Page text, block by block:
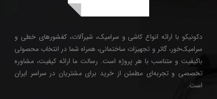
دکونیکو با ارائه انواع کاشی و سرامیک، شیرآلات، کفشورهای خطی و
سرامیک‌خور، گاتر و تجهیزات ساختمانی، همراه شما در انتخاب محصولی
باکیفیت و متناسب با هر پروژه است. رسالت ما ارائه کیفیت، مشاوره
تخصصی و تجربه‌ای مطمئن از خرید برای مشتریان در سراسر ایران
است.